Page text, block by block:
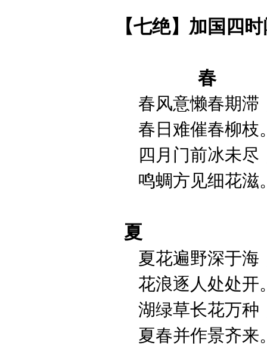
【七绝】加国四
春
春风意懒春期滞
春日难催春柳枝
四月门前冰未尽
鸣蜩方见细花滋
夏
夏花遍野深于海
花浪逐人处处开
湖绿草长花万种
夏春并作景齐来